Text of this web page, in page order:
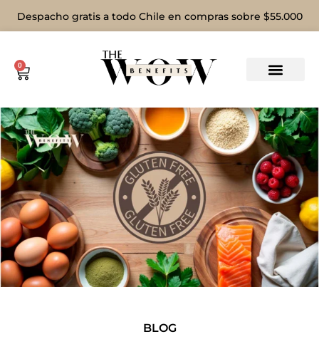
Despacho gratis a todo Chile en compras sobre $55.000
0
BLOG